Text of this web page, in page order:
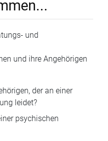
und
und ihre Angehörigen
der an einer
leidet?
psychischen